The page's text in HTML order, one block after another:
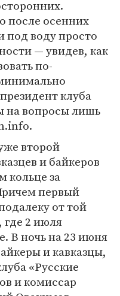
после осенних
под воду просто
— увидев, как
по-
клуба
на вопросы лишь
второй
и байкеров
кольце за
первый
от той
2 июля
В ночь на 23 июня
и кавказцы,
«Русские
и комиссар